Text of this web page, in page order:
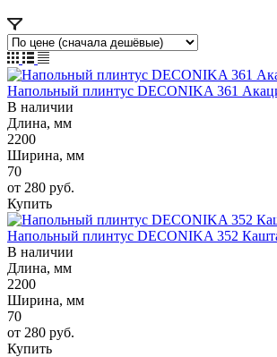
Напольный плинтус DECONIKA 361
В наличии
Длина, мм
2200
Ширина, мм
70
от 280 руб.
Купить
Напольный плинтус DECONIKA 352
В наличии
Длина, мм
2200
Ширина, мм
70
от 280 руб.
Купить